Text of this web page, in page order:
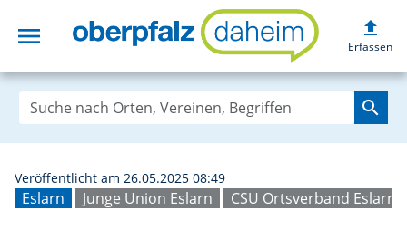
menu upload
Erfassen
search
Eslarn Junge Union Eslarn CSU Ortsverband Eslarn
Veröffentlicht am 26.05.2025 08:49